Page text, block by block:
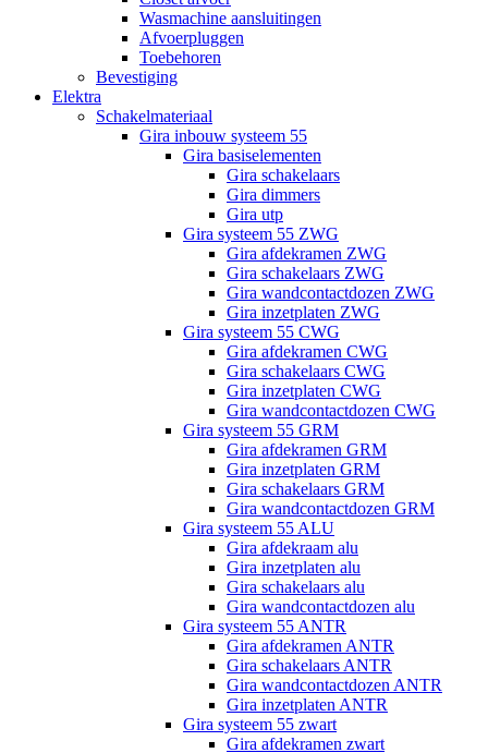
Wasmachine aansluitingen
Afvoerpluggen
Toebehoren
Bevestiging
Elektra
Schakelmateriaal
Gira inbouw systeem 55
Gira basiselementen
Gira schakelaars
Gira dimmers
Gira utp
Gira systeem 55 ZWG
Gira afdekramen ZWG
Gira schakelaars ZWG
Gira wandcontactdozen ZWG
Gira inzetplaten ZWG
Gira systeem 55 CWG
Gira afdekramen CWG
Gira schakelaars CWG
Gira inzetplaten CWG
Gira wandcontactdozen CWG
Gira systeem 55 GRM
Gira afdekramen GRM
Gira inzetplaten GRM
Gira schakelaars GRM
Gira wandcontactdozen GRM
Gira systeem 55 ALU
Gira afdekraam alu
Gira inzetplaten alu
Gira schakelaars alu
Gira wandcontactdozen alu
Gira systeem 55 ANTR
Gira afdekramen ANTR
Gira schakelaars ANTR
Gira wandcontactdozen ANTR
Gira inzetplaten ANTR
Gira systeem 55 zwart
Gira afdekramen zwart